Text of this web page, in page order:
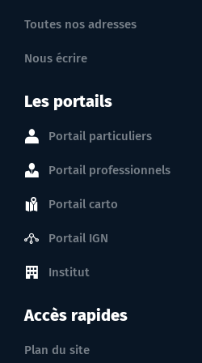
Toutes nos adresses
Nous écrire
Les portails
Portail particuliers
Portail professionnels
Portail carto
Portail IGN
Institut
Accès rapides
Plan du site